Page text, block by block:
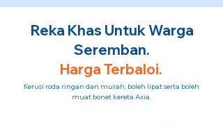
Reka Khas Untuk Warga
Seremban.
Harga Terbaloi.
Kerusi roda ringan dan murah, boleh lipat serta boleh
muat bonet kereta Axia.